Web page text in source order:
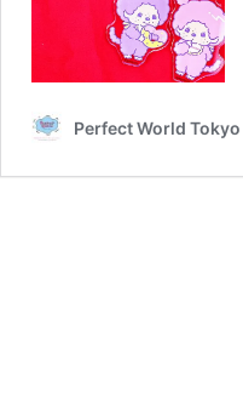
Perfect World Tokyo